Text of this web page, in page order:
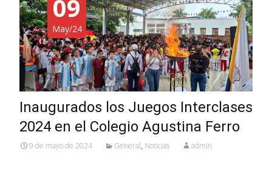
09
May/24
Inaugurados los Juegos Interclases
2024 en el Colegio Agustina Ferro
9 de mayo de 2024 General, Noticias admin